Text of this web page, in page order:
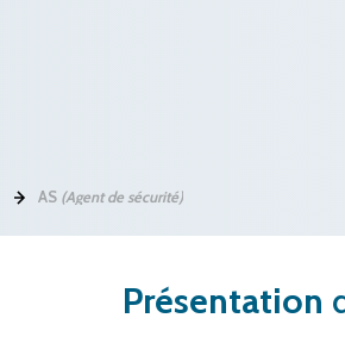
AS (Agent de sécurité)
Présentation